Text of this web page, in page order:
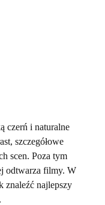
czerń i naturalne
szczegółowe
scen. Poza tym
odtwarza filmy. W
znaleźć najlepszy